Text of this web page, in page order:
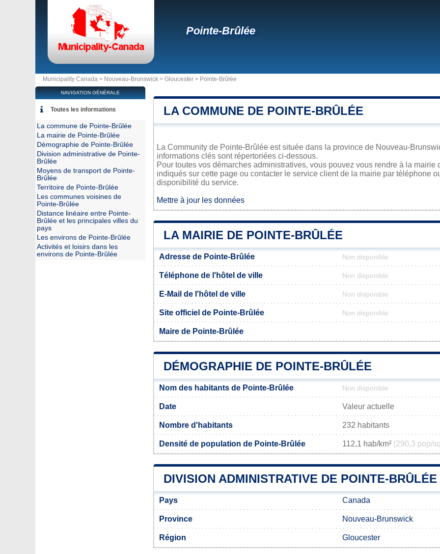
Pointe-Brûlée
Municipality Canada > Nouveau-Brunswick > Gloucester > Pointe-Brûlée
LA COMMUNE DE POINTE-BRÛLÉE
La Community de Pointe-Brûlée est située dans la province de Nouveau-
informations clés sont répertoriées ci-dessous.
Pour toutes vos démarches administratives, vous pouvez vous rendre à la
indiqués sur cette page ou contacter le service client de la mairie par téléphone
disponibilité du service.
Mettre à jour les données
LA MAIRIE DE POINTE-BRÛLÉE
Adresse de Pointe-Brûlée Non disponible
Téléphone de l'hôtel de ville Non disponible
E-Mail de l'hôtel de ville Non disponible
Site officiel de Pointe-Brûlée Non disponible
Maire de Pointe-Brûlée
DÉMOGRAPHIE DE POINTE-BRÛLÉE
Nom des habitants de Pointe-Brûlée Non disponible
Date Valeur actuelle
Nombre d'habitants 232 habitants
Densité de population de Pointe-Brûlée 112,1 hab/km² (290,3 pop/
DIVISION ADMINISTRATIVE DE POINTE-BRÛLÉE
Pays Canada
Province Nouveau-Brunswick
Région Gloucester
NAVIGATION GÉNÉRALE
Toutes les informations
La commune de Pointe-Brûlée
La mairie de Pointe-Brûlée
Démographie de Pointe-Brûlée
Division administrative de Pointe-
Brûlée
Moyens de transport de Pointe-
Brûlée
Territoire de Pointe-Brûlée
Les communes voisines de
Pointe-Brûlée
Distance linéaire entre Pointe-
Brûlée et les principales villes du
pays
Les environs de Pointe-Brûlée
Activités et loisirs dans les
environs de Pointe-Brûlée